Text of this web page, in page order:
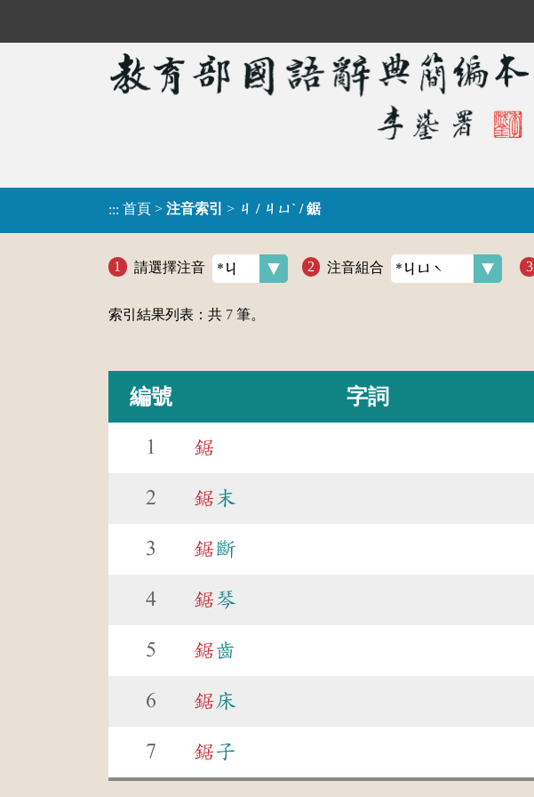
::: 首頁 > 注音索引 > ㄐ / ㄐㄩˋ / 鋸
請選擇注音 注音組合
索引結果列表：共 7 筆。
編號 字詞
1 鋸
2 鋸 末
3 鋸斷
4 鋸琴
5 鋸齒
6 鋸床
7 鋸子